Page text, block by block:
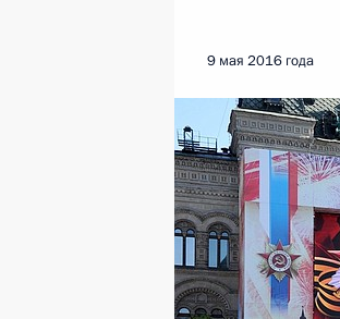
9 мая 2016 года